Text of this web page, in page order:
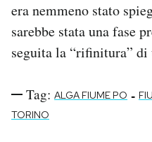
era nemmeno stato
sarebbe stata una fase
seguita la “rifinitura”
Tag: ALGA FIUME PO -
TORINO